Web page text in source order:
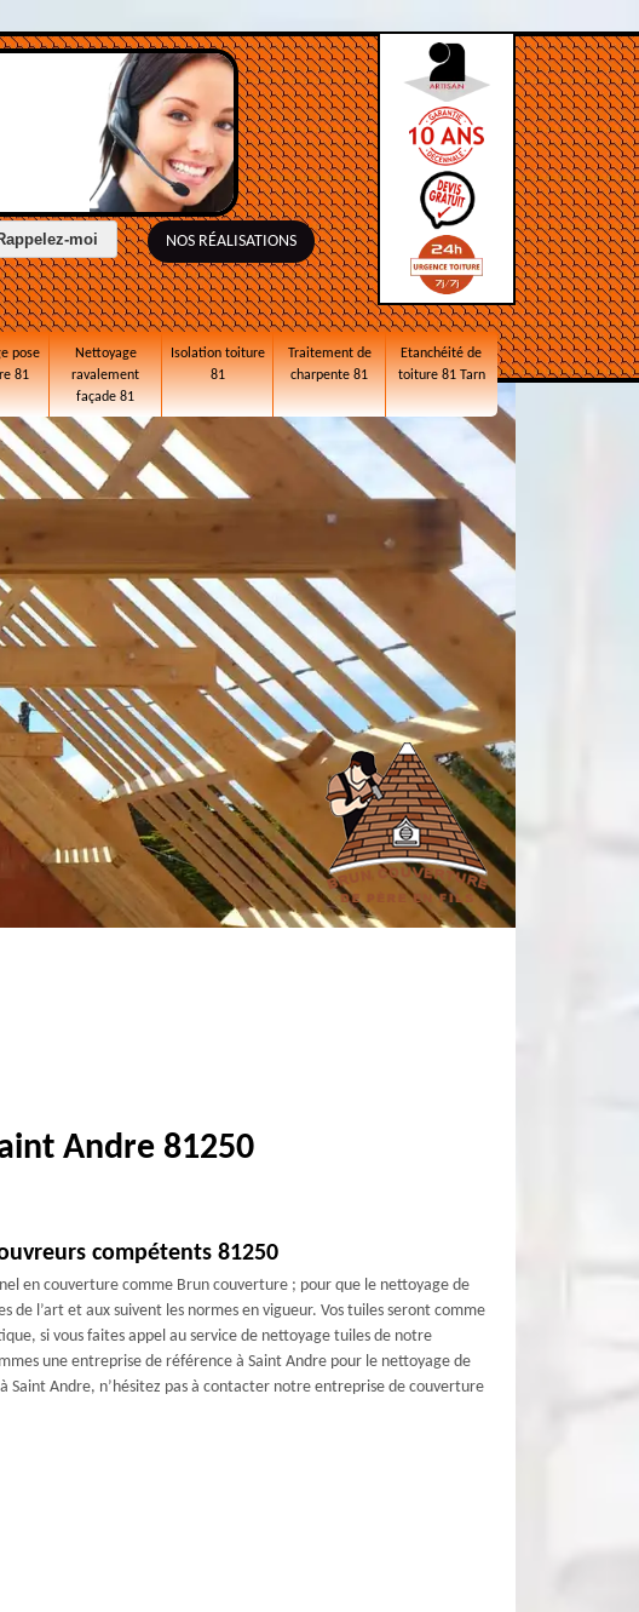
NOS RÉALISATIONS
pose
81
Nettoyage
ravalement
façade 81
Isolation toiture
81
Traitement de
charpente 81
Etanchéité de
toiture 81 Tarn
Andre 81250
compétents 81250
en couverture comme Brun couverture ; pour que le nettoyage de
l’art et aux suivent les normes en vigueur. Vos tuiles seront comme
si vous faites appel au service de nettoyage tuiles de notre
une entreprise de référence à Saint Andre pour le nettoyage de
Saint Andre, n’hésitez pas à contacter notre entreprise de couverture